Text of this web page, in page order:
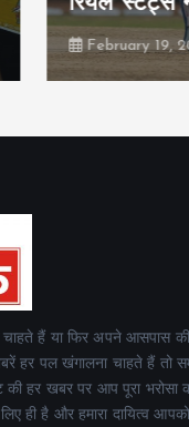
167 views
हैं या फिर अपने आसपास
हर पल खंगालना चाहते हैं तो
हर खबर पर आप पूरा भरोसा
ही है और हमारा दायित्व